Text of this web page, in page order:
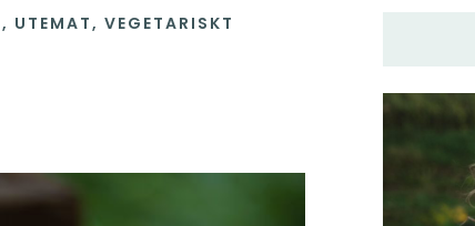
, UTEMAT, VEGETARISKT